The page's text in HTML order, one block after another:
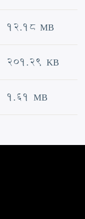
12.18 MB
201.29 KB
1.61 MB